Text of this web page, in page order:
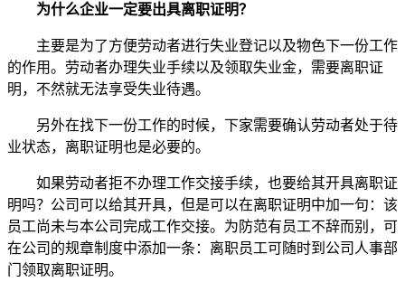
为什么企业一定要出具离职证明？
主要是为了方便劳动者进行失业登记以及物色下一份工作
的作用。劳动者办理失业手续以及领取失业金，需要离职证
明，不然就无法享受失业待遇。
另外在找下一份工作的时候，下家需要确认劳动者处于待
业状态，离职证明也是必要的。
如果劳动者拒不办理工作交接手续，也要给其开具离职证
明吗？公司可以给其开具，但是可以在离职证明中加一句：该
员工尚未与本公司完成工作交接。为防范有员工不辞而别，可
在公司的规章制度中添加一条：离职员工可随时到公司人事部
门领取离职证明。